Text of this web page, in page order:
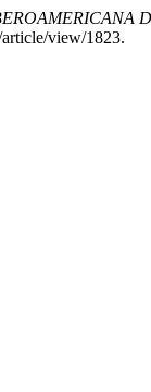
view/1823.